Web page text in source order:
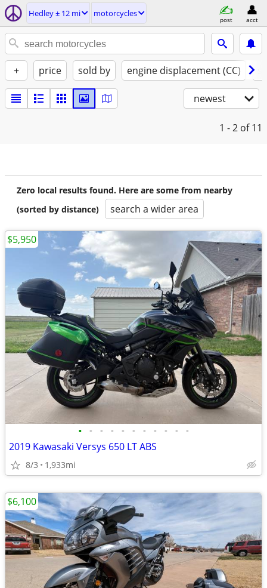
Hedley ± 12 mi motorcycles
post acct
+ price sold by engine displacement (CC)
newest
1 - 2 of 11
Zero local results found. Here are some from nearby
(sorted by distance)
search a wider area
• • • • • • • • • • •
2019 Kawasaki Versys 650 LT ABS
8/3 1,933mi
$5,950
$6,100